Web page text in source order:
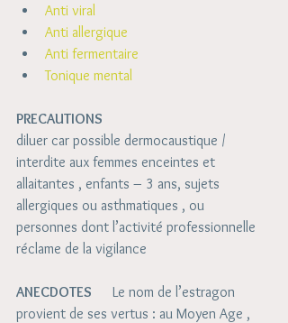
Anti viral
Anti allergique
Anti fermentaire
Tonique mental
PRECAUTIONS
diluer car possible dermocaustique /
interdite aux femmes enceintes et
allaitantes , enfants – 3 ans, sujets
allergiques ou asthmatiques , ou
personnes dont l’activité professionnelle
réclame de la vigilance
ANECDOTES
     Le nom de l’estragon
provient de ses vertus : au Moyen Age ,